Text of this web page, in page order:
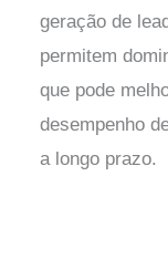
geração de
permitem
que pode
desempenho
a longo prazo.